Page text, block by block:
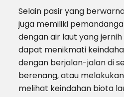
Selain pasir yang
juga memiliki
dengan air laut yang
dapat menikmati
dengan berjalan-jalan di
berenang, atau
melihat keindahan biota